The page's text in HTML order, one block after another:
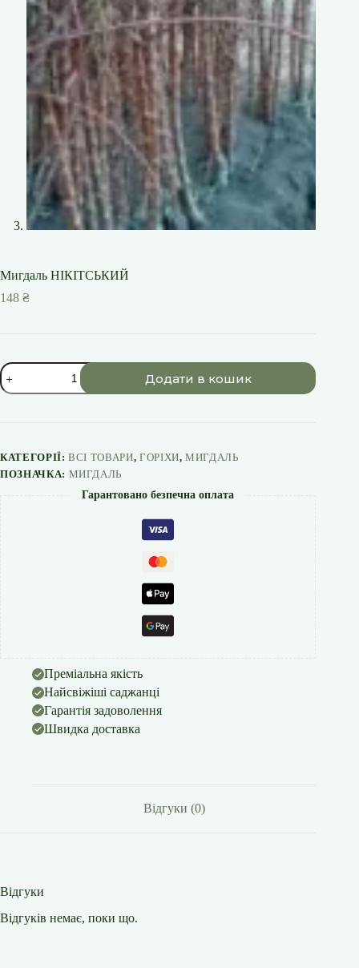
Мигдаль НІКІТСЬКИЙ
148 ₴
Мигдаль
НІКІТСЬКИЙ
кількість
Додати в кошик
КАТЕГОРІЇ:ВСІ ТОВАРИ, ГОРІХИ,МИГДАЛЬ
ПОЗНАЧКА: МИГДАЛЬ
Гарантовано безпечна оплата
Преміальна якість
Найсвіжіші саджанці
Гарантія задоволення
Швидка доставка
Відгуки (0)
Відгуки
Відгуків немає, поки що.